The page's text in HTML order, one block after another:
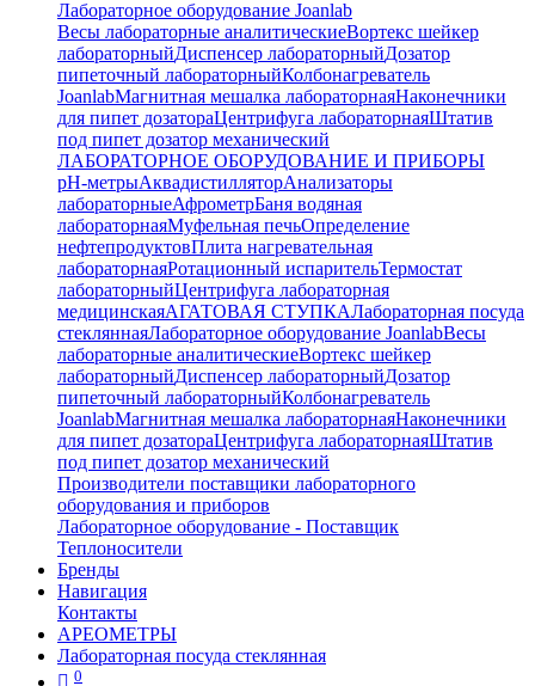
Лабораторное оборудование Joanlab
Весы лабораторные аналитическиеВортекс шейкер
лабораторныйДиспенсер лабораторныйДозатор
пипеточный лабораторныйКолбонагреватель
JoanlabМагнитная мешалка лабораторнаяНаконечники
для пипет дозатораЦентрифуга лабораторнаяШтатив
под пипет дозатор механический
ЛАБОРАТОРНОЕ ОБОРУДОВАНИЕ И ПРИБОРЫ
pH-метрыАквадистилляторАнализаторы
лабораторныеАфрометрБаня водяная
лабораторнаяМуфельная печьОпределение
нефтепродуктовПлита нагревательная
лабораторнаяРотационный испарительТермостат
лабораторныйЦентрифуга лабораторная
медицинскаяАГАТОВАЯ СТУПКАЛабораторная посуда
стекляннаяЛабораторное оборудование JoanlabВесы
лабораторные аналитическиеВортекс шейкер
лабораторныйДиспенсер лабораторныйДозатор
пипеточный лабораторныйКолбонагреватель
JoanlabМагнитная мешалка лабораторнаяНаконечники
для пипет дозатораЦентрифуга лабораторнаяШтатив
под пипет дозатор механический
Производители поставщики лабораторного
оборудования и приборов
Лабораторное оборудование - Поставщик
Теплоносители
Бренды
Навигация
Контакты
АРЕОМЕТРЫ
Лабораторная посуда стеклянная
0